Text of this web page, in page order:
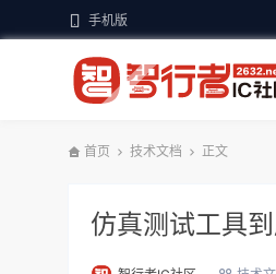
手机版
首页 技术文档 正文
仿真测试工具